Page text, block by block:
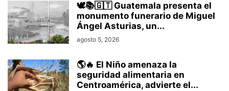
🕊️📚🇬🇹 Guatemala presenta el
monumento funerario de Miguel
Ángel Asturias, un...
agosto 5, 2026
🌎🔥 El Niño amenaza la
seguridad alimentaria en
Centroamérica, advierte el...